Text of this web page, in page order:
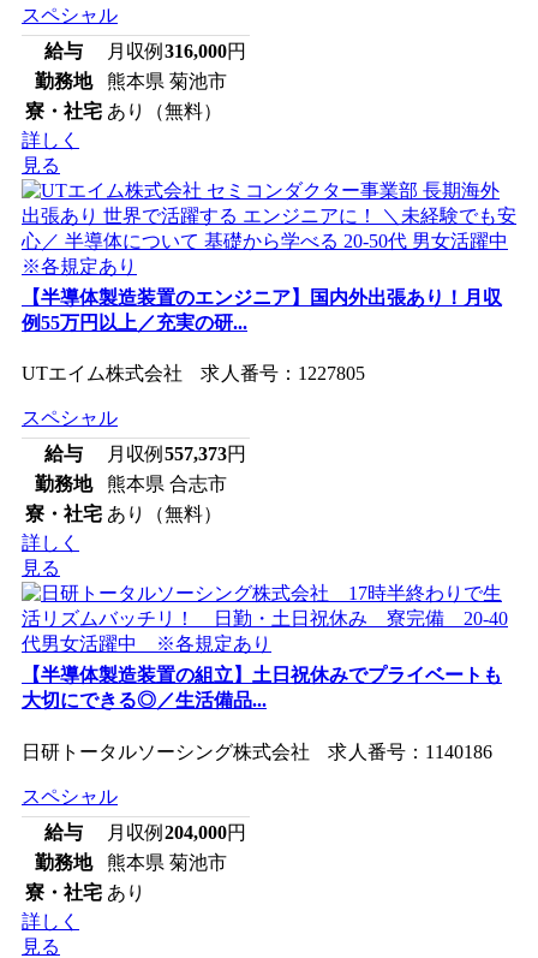
スペシャル
給与
月収例 316,000円
勤務地
熊本県 菊池市
寮・社宅 あり（無料）
詳しく
見る
【半導体製造装置のエンジニア】国内外出張あり！月収
例55万円以上／充実の研...
UTエイム株式会社 求人番号：1227805
スペシャル
給与
月収例 557,373円
勤務地
熊本県 合志市
寮・社宅 あり（無料）
詳しく
見る
【半導体製造装置の組立】土日祝休みでプライベートも
大切にできる◎／生活備品...
日研トータルソーシング株式会社 求人番号：1140186
スペシャル
給与
月収例 204,000円
勤務地
熊本県 菊池市
寮・社宅 あり
詳しく
見る